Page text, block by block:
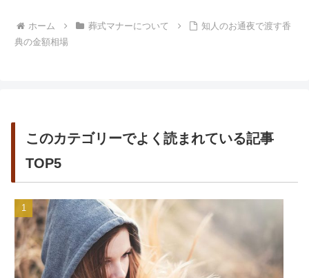
ホーム 葬式マナーについて
知人のお通夜で渡す香
典の金額相場
このカテゴリーでよく読まれている記事
TOP5